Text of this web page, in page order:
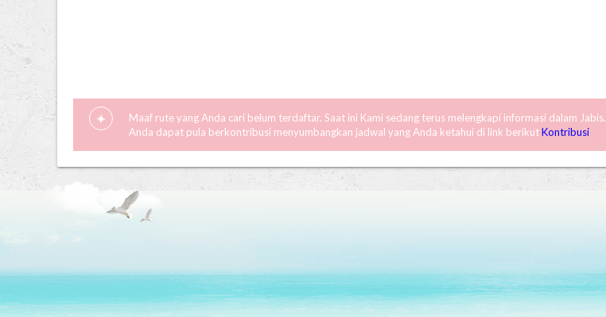
Maaf rute yang Anda cari belum terdaftar. Saat ini Kami sedang terus melengkapi informasi dalam Jabis.
Anda dapat pula berkontribusi menyumbangkan jadwal yang Anda ketahui di link berikutKontribusi